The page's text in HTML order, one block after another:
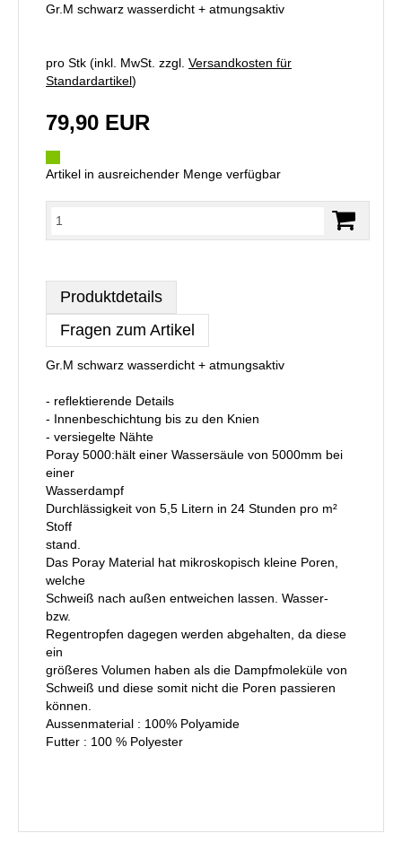
Gr.M schwarz wasserdicht + atmungsaktiv
pro Stk (inkl. MwSt. zzgl. Versandkosten für
Standardartikel)
79,90 EUR
Artikel in ausreichender Menge verfügbar
Produktdetails
Fragen zum Artikel
Gr.M schwarz wasserdicht + atmungsaktiv
- reflektierende Details
- Innenbeschichtung bis zu den Knien
- versiegelte Nähte
Poray 5000:hält einer Wassersäule von 5000mm bei
einer
Wasserdampf
Durchlässigkeit von 5,5 Litern in 24 Stunden pro m²
Stoff
stand.
Das Poray Material hat mikroskopisch kleine Poren,
welche
Schweiß nach außen entweichen lassen. Wasser-
bzw.
Regentropfen dagegen werden abgehalten, da diese
ein
größeres Volumen haben als die Dampfmoleküle von
Schweiß und diese somit nicht die Poren passieren
können.
Aussenmaterial : 100% Polyamide
Futter : 100 % Polyester